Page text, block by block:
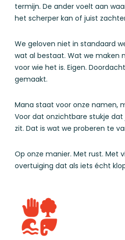
termijn. De ander voelt aan
het scherper kan of juist
We geloven niet in standaard
wat al bestaat. Wat we maken
voor wie het is. Eigen.
gemaakt.
Mana staat voor onze namen,
Voor dat onzichtbare stukje
zit. Dat is wat we proberen te
Op onze manier. Met rust. Met
overtuiging dat als iets écht